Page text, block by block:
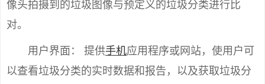
像头拍摄到的垃圾图像与预定义的垃圾分类进行比
对。
用户界面： 提供手机应用程序或网站，使用户可
以查看垃圾分类的实时数据和报告，以及获取垃圾分